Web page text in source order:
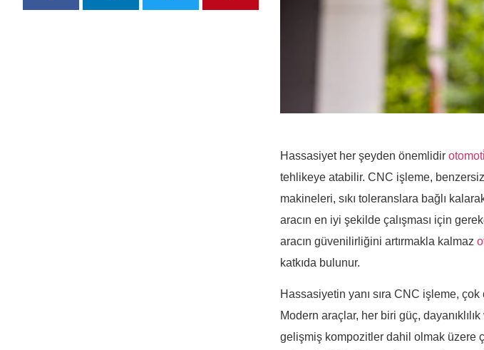
Hassasiyet her şeyden önemlidir
tehlikeye atabilir. CNC işleme,
makineleri, sıkı toleranslara bağlı
aracın en iyi şekilde çalışması için
aracın güvenilirliğini artırmakla kalmaz
katkıda bulunur.
Hassasiyetin yanı sıra CNC işleme,
Modern araçlar, her biri güç,
gelişmiş kompozitler dahil olmak üzere